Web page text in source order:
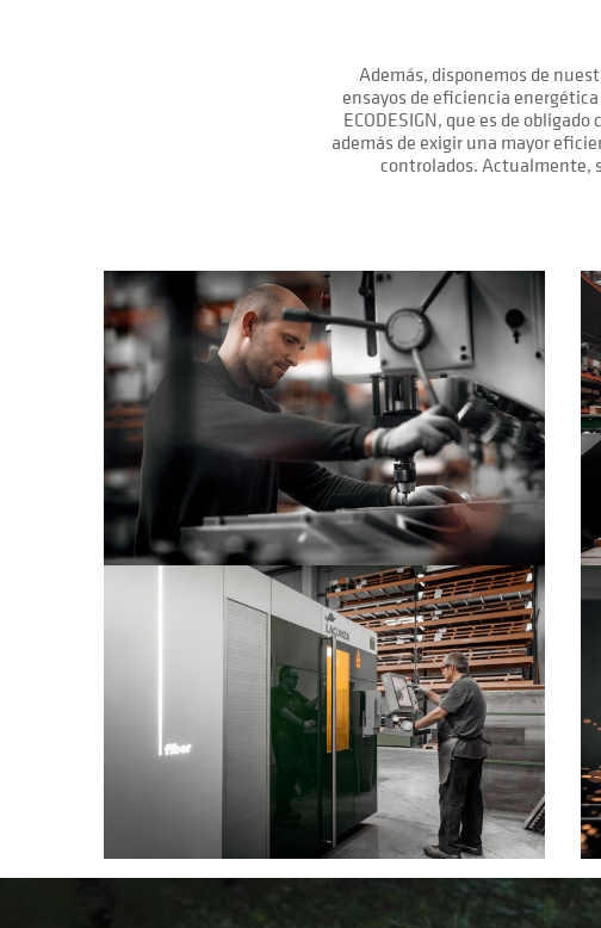
Además, disponemos de
ensayos de eficiencia
ECODESIGN, que es de
además de exigir una mayor
controlados.Actualmente,